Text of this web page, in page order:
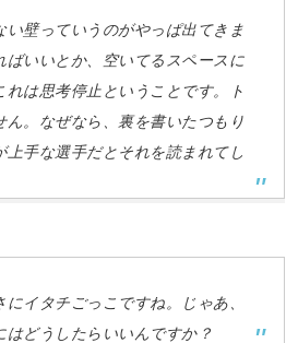
い壁っていうのがやっぱ出てきま
いいとか、空いてるスペースに
は思考停止ということです。ト
ん。なぜなら、裏を書いたつもり
手な選手だとそれを読まれてし
イタチごっこですね。じゃあ、
どうしたらいいんですか？